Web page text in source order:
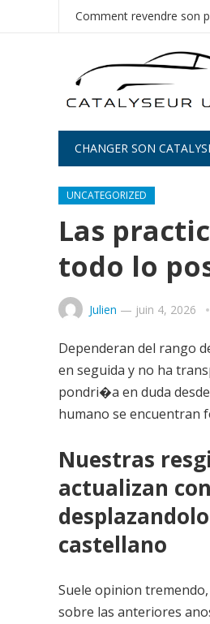
Comment revendre son
CHANGER SON
UNCATEGORIZED
Las
todo lo
Julien — juin 4, 2026
Dependeran del rango
en seguida y no ha
pondri�a en duda
humano se encuentran
Nuestras
actualizan
castellano
Suele opinion
sobre las anteriores